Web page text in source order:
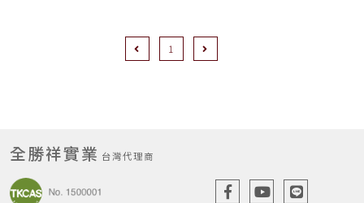
Previous
1 Next
全勝祥實業 台灣代理商